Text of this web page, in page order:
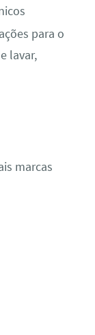
para o
lavar,
marcas